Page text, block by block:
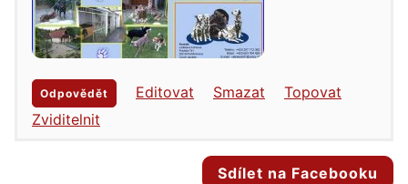
Odpovědět Editovat Smazat
Topovat
Zviditelnit
Sdílet na Facebooku